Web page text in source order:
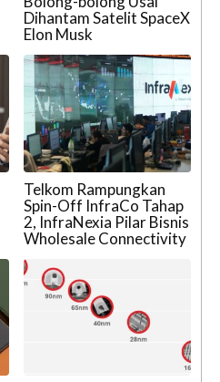
Dihantam Satelit SpaceX
Elon Musk
Telkom Rampungkan
Spin-Off InfraCo Tahap
2, InfraNexia Pilar Bisnis
Wholesale Connectivity